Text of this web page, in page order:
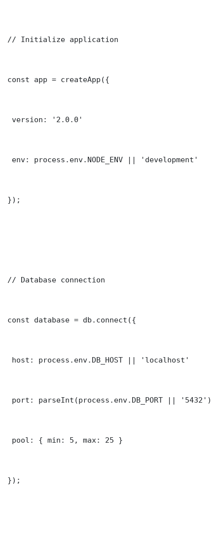
// Initialize application
const app = createApp({
version: '2.0.0'
env: process.env.NODE_ENV || 'development'
});
// Database connection
const database = db.connect({
host: process.env.DB_HOST || 'localhost'
port: parseInt(process.env.DB_PORT || '5432')
pool: { min: 5, max: 25 }
});